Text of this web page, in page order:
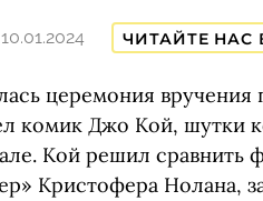
10.01.2024 ЧИТАЙТЕ НАС В
церемония
комик Джо Кой, шутки
Кой решил
Кристофера Нолана,